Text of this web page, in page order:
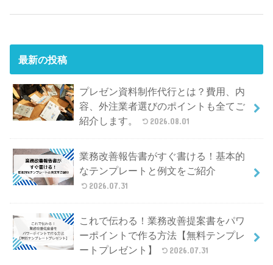
最新の投稿
プレゼン資料制作代行とは？費用、内
容、外注業者選びのポイントも全てご
紹介します。
2026.08.01
業務改善報告書がすぐ書ける！基本的
なテンプレートと例文をご紹介
2026.07.31
これで伝わる！業務改善提案書をパワ
ーポイントで作る方法【無料テンプレ
ートプレゼント】
2026.07.31